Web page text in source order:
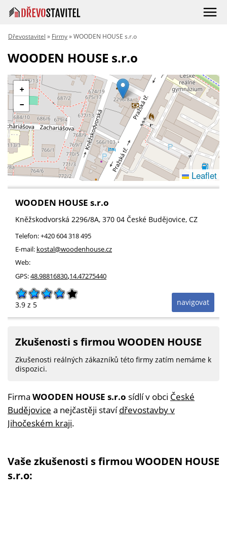
Dřevostavitel » Firmy» WOODEN HOUSE s.r.o
WOODEN HOUSE s.r.o
+
−
Leaflet
WOODEN HOUSE s.r.o
Kněžskodvorská 2296/8A, 370 04 České Budějovice, CZ
Telefon:+420 604 318 495
E-mail: kostal@woodenhouse.cz
Web:
GPS:48.98816830,14.47275440
navigovat
3.9 z 5
Zkušenosti s firmou WOODEN HOUSE
Zkušenosti reálných zákazníků této firmy zatím nemáme k
dispozici.
Firma WOODEN HOUSE s.r.o sídlí v obci České
Budějovice a nejčastěji stavídřevostavby v
Jihočeském kraji.
Vaše zkušenosti s firmou WOODEN HOUSE
s.r.o: